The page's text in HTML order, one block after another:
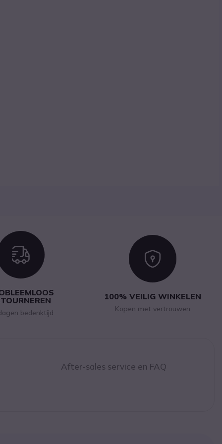
Icon
bedenktijd
Icon
100% VEILIG WINKELEN
Kopen met vertrouwen
After-sales service en FAQ